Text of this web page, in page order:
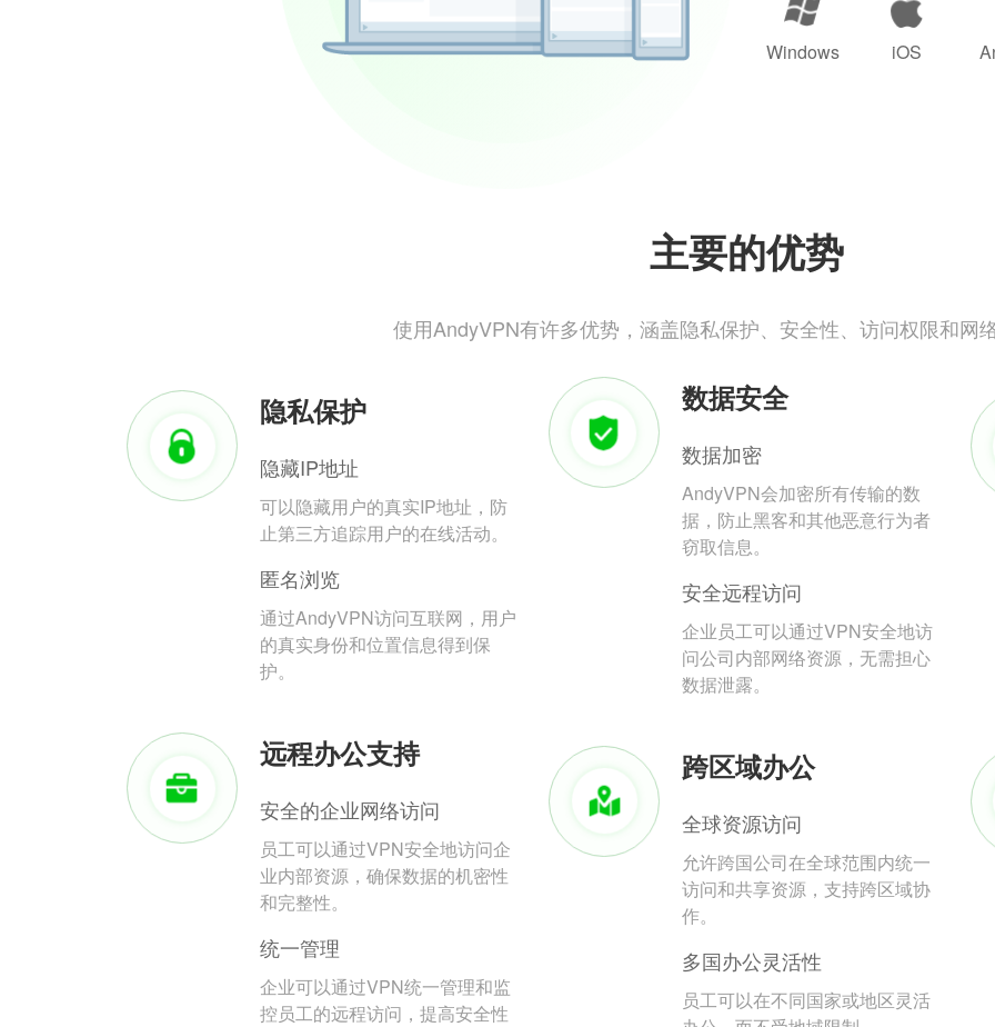
Windows iOS
主要的优势
使用AndyVPN有许多优势，涵盖隐私保护、安全性、访问权限和网
隐私保护
隐藏IP地址
可以隐藏用户的真实IP地址，防
止第三方追踪用户的在线活动。
匿名浏览
通过AndyVPN访问互联网，用户
的真实身份和位置信息得到保
护。
数据安全
数据加密
AndyVPN会加密所有传输的数
据，防止黑客和其他恶意行为者
窃取信息。
安全远程访问
企业员工可以通过VPN安全地访
问公司内部网络资源，无需担心
数据泄露。
远程办公支持
安全的企业网络访问
员工可以通过VPN安全地访问企
业内部资源，确保数据的机密性
和完整性。
统一管理
企业可以通过VPN统一管理和监
控员工的远程访问，提高安全性
跨区域办公
全球资源访问
允许跨国公司在全球范围内统一
访问和共享资源，支持跨区域协
作。
多国办公灵活性
员工可以在不同国家或地区灵活